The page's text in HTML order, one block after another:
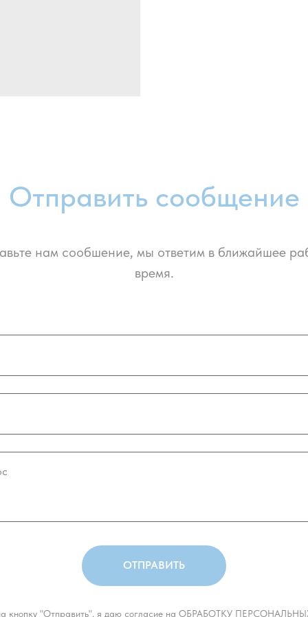
Отправить сообщение
нам сообшение, мы ответим в ближайшее
время.
ОТПРАВИТЬ
кнопку "Отправить", я даю согласие на ОБРАБОТКУ